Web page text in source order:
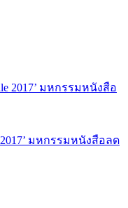
2017’ มหกรรมหนังสือลด